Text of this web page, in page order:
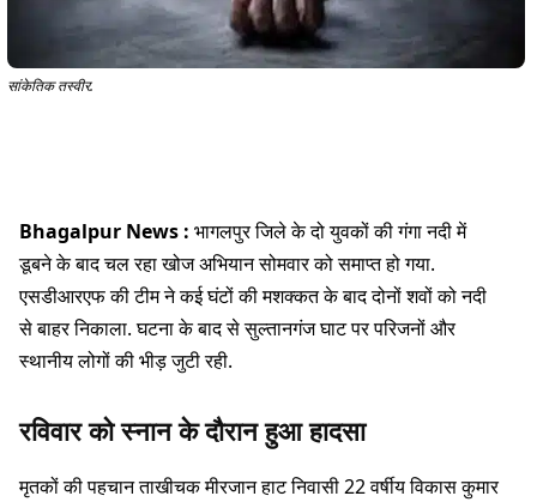
सांकेतिक तस्वीर.
Bhagalpur News : भागलपुर जिले के दो युवकों की गंगा नदी में
डूबने के बाद चल रहा खोज अभियान सोमवार को समाप्त हो गया.
एसडीआरएफ की टीम ने कई घंटों की मशक्कत के बाद दोनों शवों को नदी
से बाहर निकाला. घटना के बाद से सुल्तानगंज घाट पर परिजनों और
स्थानीय लोगों की भीड़ जुटी रही.
रविवार को स्नान के दौरान हुआ हादसा
मृतकों की पहचान ताखीचक मीरजान हाट निवासी 22 वर्षीय विकास कुमार